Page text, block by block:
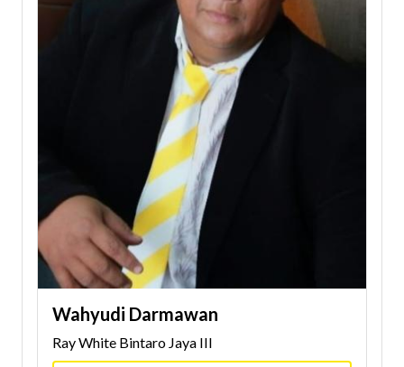
Wahyudi Darmawan
Ray White Bintaro Jaya III